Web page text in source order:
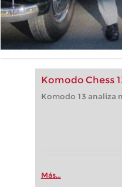
Komodo Chess
Komodo 13 analiza
Más...